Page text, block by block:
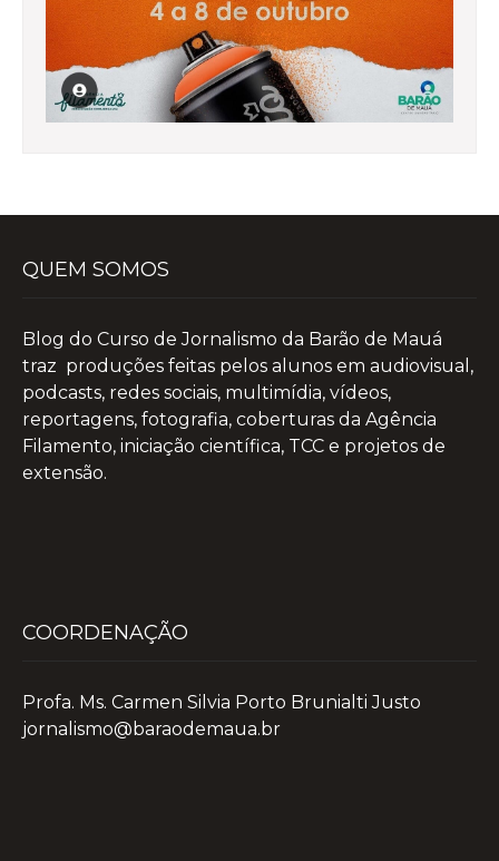
QUEM SOMOS
Blog do Curso de Jornalismo da Barão de Mauá
traz produções feitas pelos alunos em audiovisual,
podcasts, redes sociais, multimídia, vídeos,
reportagens, fotografia, coberturas da Agência
Filamento, iniciação científica, TCC e projetos de
extensão.
COORDENAÇÃO
Profa. Ms. Carmen Silvia Porto Brunialti Justo
jornalismo@baraodemaua.br